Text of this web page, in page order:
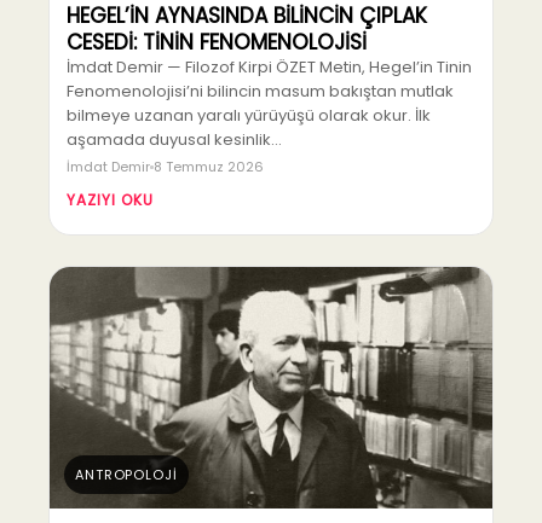
HEGEL’İN AYNASINDA BİLİNCİN ÇIPLAK
CESEDİ: TİNİN FENOMENOLOJİSİ
İmdat Demir — Filozof Kirpi ÖZET Metin, Hegel’in Tinin
Fenomenolojisi’ni bilincin masum bakıştan mutlak
bilmeye uzanan yaralı yürüyüşü olarak okur. İlk
aşamada duyusal kesinlik…
İmdat Demir 8 Temmuz 2026
YAZIYI OKU
ANTROPOLOJİ